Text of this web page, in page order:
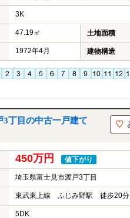
3K
47.19㎡ 土地面積
1972年4月 建物構造
丁目の中古一戸建て
450万円 値下がり
埼玉県富士見市渡戸3丁目
東武東上線 ふじみ野駅 徒歩20分
5DK